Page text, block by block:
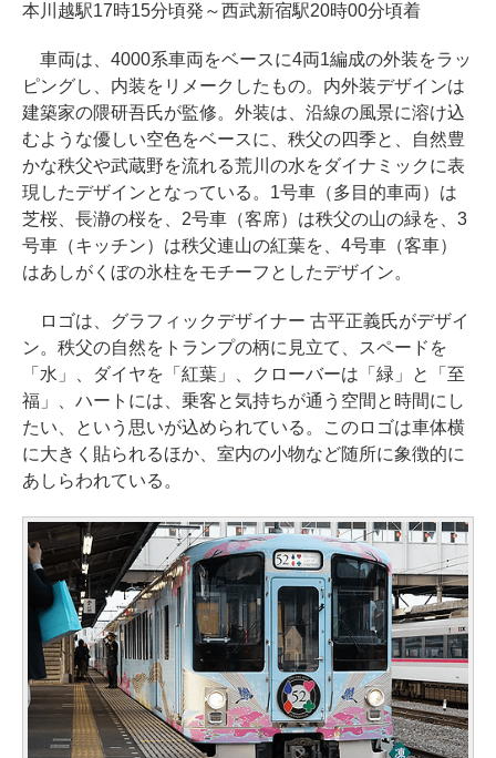
本川越駅17時15分頃発～西武新宿駅20時00分頃着
車両は、4000系車両をベースに4両1編成の外装をラッ
ピングし、内装をリメークしたもの。内外装デザインは
建築家の隈研吾氏が監修。外装は、沿線の風景に溶け込
むような優しい空色をベースに、秩父の四季と、自然豊
かな秩父や武蔵野を流れる荒川の水をダイナミックに表
現したデザインとなっている。1号車（多目的車両）は
芝桜、長瀞の桜を、2号車（客席）は秩父の山の緑を、3
号車（キッチン）は秩父連山の紅葉を、4号車（客車）
はあしがくぼの氷柱をモチーフとしたデザイン。
ロゴは、グラフィックデザイナー 古平正義氏がデザイ
ン。秩父の自然をトランプの柄に見立て、スペードを
「水」、ダイヤを「紅葉」、クローバーは「緑」と「至
福」、ハートには、乗客と気持ちが通う空間と時間にし
たい、という思いが込められている。このロゴは車体横
に大きく貼られるほか、室内の小物など随所に象徴的に
あしらわれている。